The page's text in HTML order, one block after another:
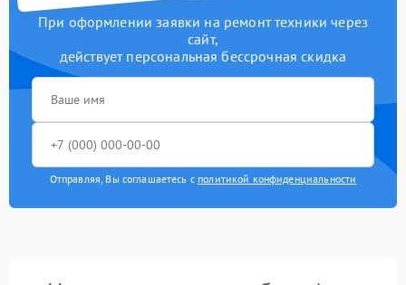
При оформлении заявки на ремонт техники через
сайт,
действует персональная бессрочная скидка
Отправляя, Вы соглашаетесь с политикой конфиденциальности